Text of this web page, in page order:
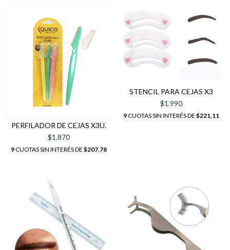
PERFILADOR DE CEJAS X3U.
$1.870
9CUOTAS SIN INTERÉS DE $207,78
STENCIL PARA CEJAS X3
$1.990
9CUOTAS SIN INTERÉS DE $221,11